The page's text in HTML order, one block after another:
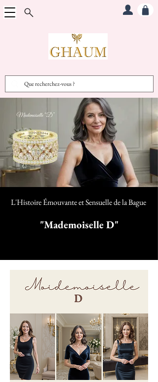
L'Histoire Émouvante et Sensuelle de la Bague
"Mademoiselle D"